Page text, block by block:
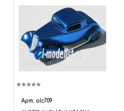
В ЕВРОПЕ И АФРИКЕ
Арт. alc709